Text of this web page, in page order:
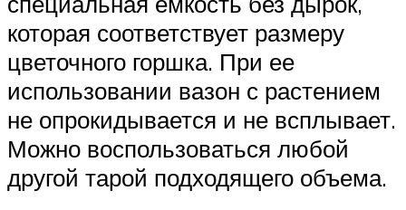
которая соответствует размеру
цветочного горшка. При ее
использовании вазон с растением
не опрокидывается и не всплывает.
Можно воспользоваться любой
другой тарой подходящего объема.